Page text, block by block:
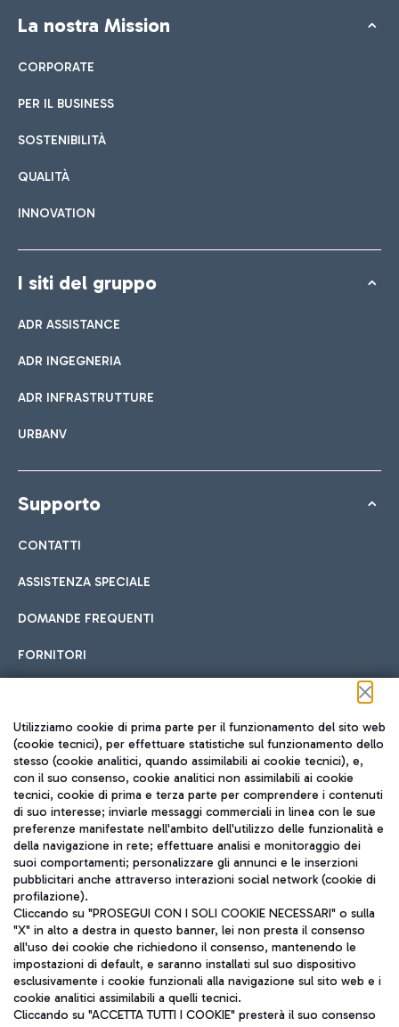
La nostra Mission
CORPORATE
PER IL BUSINESS
SOSTENIBILITÀ
QUALITÀ
INNOVATION
I siti del gruppo
ADR ASSISTANCE
ADR INGEGNERIA
ADR INFRASTRUTTURE
URBANV
Supporto
CONTATTI
ASSISTENZA SPECIALE
DOMANDE FREQUENTI
FORNITORI
Seguici sui social
TRAVEL JOURNAL
ITA
Aeroporti di Roma S.p.A. - Società soggetta a direzione e
coordinamento di Mundys S.p.A.
Utilizziamo cookie di prima parte per il funzionamento del sito web
(cookie tecnici), per effettuare statistiche sul funzionamento dello
stesso (cookie analitici, quando assimilabili ai cookie tecnici), e,
con il suo consenso, cookie analitici non assimilabili ai cookie
tecnici, cookie di prima e terza parte per comprendere i contenuti
di suo interesse; inviarle messaggi commerciali in linea con le sue
preferenze manifestate nell'ambito dell'utilizzo delle funzionalità e
della navigazione in rete; effettuare analisi e monitoraggio dei
suoi comportamenti; personalizzare gli annunci e le inserzioni
pubblicitari anche attraverso interazioni social network (cookie di
profilazione).
Cliccando su "PROSEGUI CON I SOLI COOKIE NECESSARI" o sulla
"X" in alto a destra in questo banner, lei non presta il consenso
all'uso dei cookie che richiedono il consenso, mantenendo le
impostazioni di default, e saranno installati sul suo dispositivo
esclusivamente i cookie funzionali alla navigazione sul sito web e i
cookie analitici assimilabili a quelli tecnici.
Cliccando su "ACCETTA TUTTI I COOKIE" presterà il suo consenso